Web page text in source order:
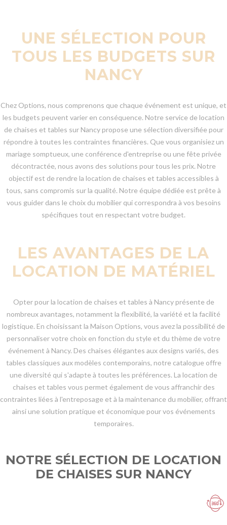
UNE SÉLECTION POUR
TOUS LES BUDGETS SUR
NANCY
Chez Options, nous comprenons que chaque événement est unique, et
les budgets peuvent varier en conséquence. Notre service de location
de chaises et tables sur Nancy propose une sélection diversifiée pour
répondre à toutes les contraintes financières. Que vous organisiez un
mariage somptueux, une conférence d'entreprise ou une fête privée
décontractée, nous avons des solutions pour tous les prix. Notre
objectif est de rendre la location de chaises et tables accessibles à
tous, sans compromis sur la qualité. Notre équipe dédiée est prête à
vous guider dans le choix du mobilier qui correspondra à vos besoins
spécifiques tout en respectant votre budget.
LES AVANTAGES DE LA
LOCATION DE MATÉRIEL
Opter pour la location de chaises et tables à Nancy présente de
nombreux avantages, notamment la flexibilité, la variété et la facilité
logistique. En choisissant la Maison Options, vous avez la possibilité de
personnaliser votre choix en fonction du style et du thème de votre
événement à Nancy. Des chaises élégantes aux designs variés, des
tables classiques aux modèles contemporains, notre catalogue offre
une diversité qui s'adapte à toutes les préférences. La location de
chaises et tables vous permet également de vous affranchir des
contraintes liées à l'entreposage et à la maintenance du mobilier, offrant
ainsi une solution pratique et économique pour vos événements
temporaires.
NOTRE SÉLECTION DE LOCATION
DE CHAISES SUR NANCY